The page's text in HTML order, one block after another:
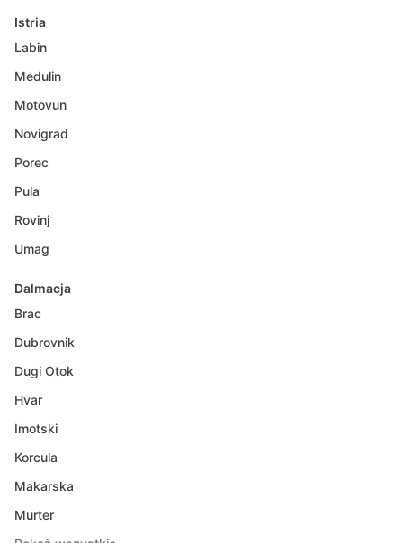
Istria
Labin
Medulin
Motovun
Novigrad
Porec
Pula
Rovinj
Umag
Dalmacja
Brac
Dubrovnik
Dugi Otok
Hvar
Imotski
Korcula
Makarska
Murter